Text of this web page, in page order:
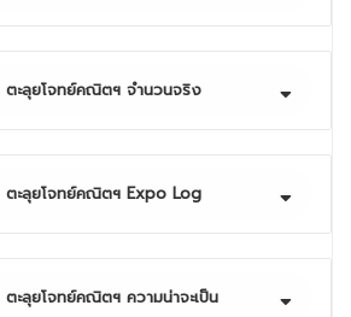
ตะลุยโจทย์คณิตฯ จำนวนจริง
ตะลุยโจทย์คณิตฯ Expo Log
ตะลุยโจทย์คณิตฯ ความน่าจะเป็น